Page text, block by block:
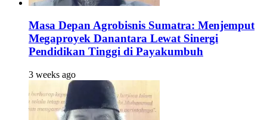
Masa Depan Agrobisnis Sumatra: Menjemput
Megaproyek Danantara Lewat Sinergi
Pendidikan Tinggi di Payakumbuh
3 weeks ago